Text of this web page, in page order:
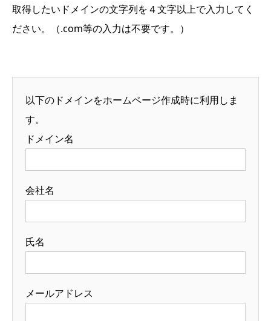
取得したいドメインの文字列を４文字以上で入力してく
ださい。（.com等の入力は不要です。）
以下のドメインをホームページ作成時に利用しま
す。
ドメイン名
会社名
氏名
メールアドレス